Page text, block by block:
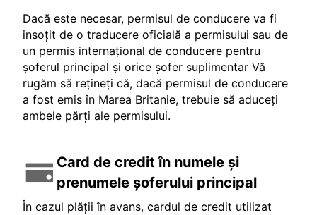
Dacă este necesar, permisul de conducere va fi
insoțit de o traducere oficială a permisului sau de
un permis internațional de conducere pentru
șoferul principal și orice șofer suplimentar Vă
rugăm să rețineți că, dacă permisul de conducere
a fost emis în Marea Britanie, trebuie să aduceți
ambele părți ale permisului.
Card de credit în numele și
prenumele șoferului principal
În cazul plății în avans, cardul de credit utilizat